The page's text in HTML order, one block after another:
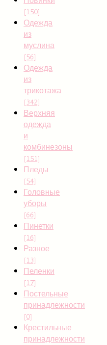
[150]
Одежда
из
муслина
[56]
Одежда
из
трикотажа
[342]
Верхняя
одежда
и
комбинезоны
[151]
Пледы
[54]
Головные
уборы
[66]
Пинетки
[16]
Разное
[13]
Пеленки
[17]
Постельные
принадлежности
[0]
Крестильные
принадлежности